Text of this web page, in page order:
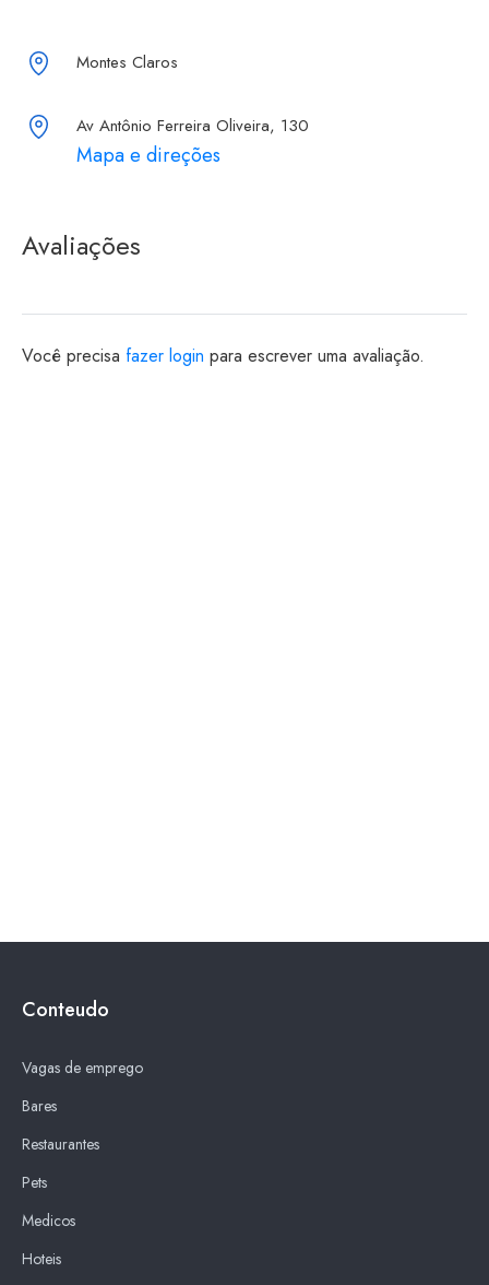
Montes Claros
Av Antônio Ferreira Oliveira, 130
Mapa e direções
Avaliações
Você precisa fazer login para escrever uma avaliação.
Conteudo
Vagas de emprego
Bares
Restaurantes
Pets
Medicos
Hoteis